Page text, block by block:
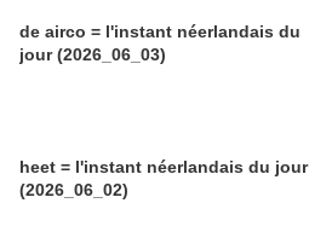
de airco = l'instant néerlandais du
jour (2026_06_03)
heet = l'instant néerlandais du jour
(2026_06_02)